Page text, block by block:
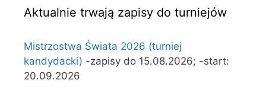
Aktualnie trwają zapisy do turniejów
Mistrzostwa Świata 2026 (turniej
kandydacki) -zapisy do 15.08.2026; -start:
20.09.2026